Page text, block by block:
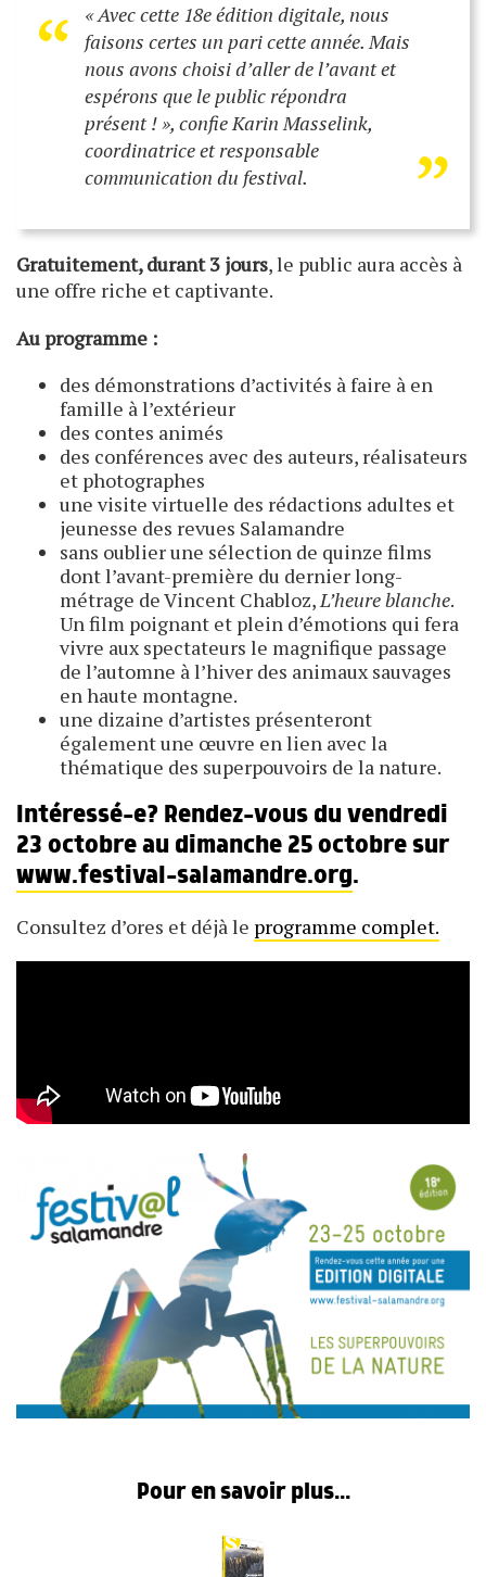
“ «Avec cette 18e édition digitale, nous
faisons certes un pari cette année. Mais
nous avons choisi d’aller de l’avant et
espérons que le public répondra
présent !», confie Karin Masselink,
coordinatrice et responsable
communication du festival.
„
Gratuitement, durant 3 jours, le public aura accès à
une offre riche et captivante.
Au programme :
des démonstrations d’activités à faire à en
famille à l’extérieur
des contes animés
des conférences avec des auteurs, réalisateurs
et photographes
une visite virtuelle des rédactions adultes et
jeunesse des revues Salamandre
sans oublier une sélection de quinze films
dont l’avant-première du dernier long-
métrage de Vincent Chabloz,L’heure blanche.
Un film poignant et plein d’émotions qui fera
vivre aux spectateurs le magnifique passage
de l’automne à l’hiver des animaux sauvages
en haute montagne.
une dizaine d’artistes présenteront
également une œuvre en lien avec la
thématique des superpouvoirs de la nature.
Intéressé-e? Rendez-vous du vendredi
23 octobre au dimanche 25 octobre sur
www.festival-salamandre.org.
Consultez d’ores et déjà le programme complet.
Pour en savoir plus...